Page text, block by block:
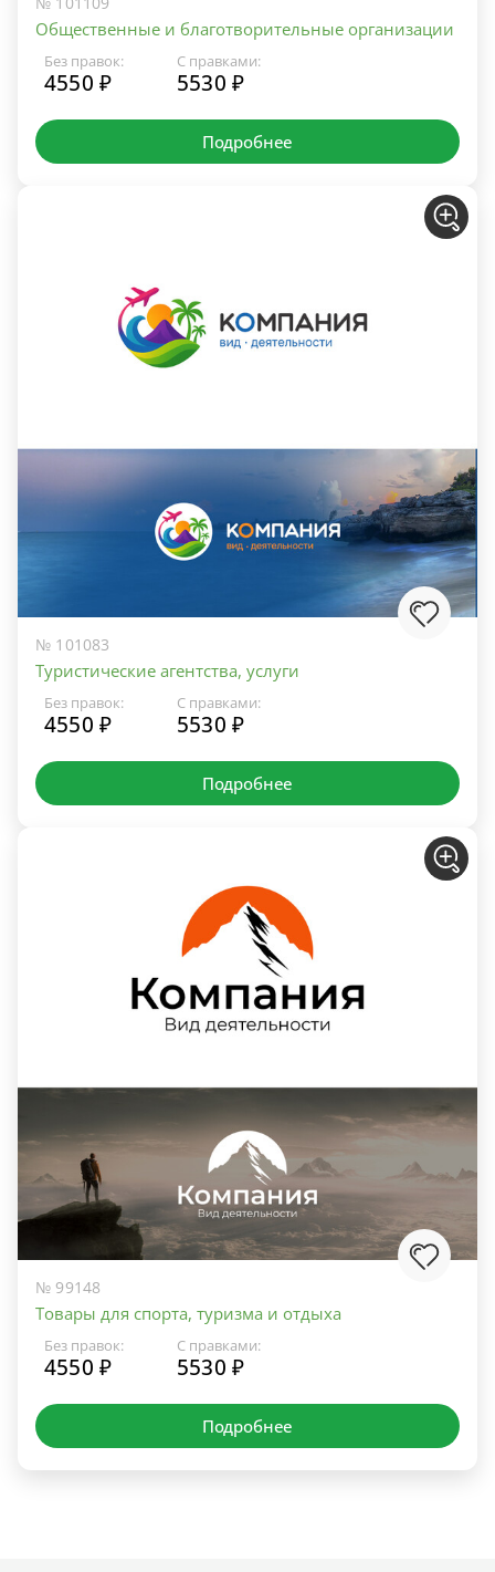
Общественные и благотворительные организации
Без правок:
4550 ₽
С правками:
5530 ₽
Подробнее
№ 101083
Туристические агентства, услуги
Без правок:
4550 ₽
С правками:
5530 ₽
Подробнее
№ 99148
Товары для спорта, туризма и отдыха
Без правок:
4550 ₽
С правками:
5530 ₽
Подробнее